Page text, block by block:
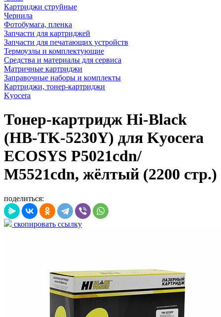
Картриджи струйные
Чернила
Фотобумага, пленка
Запчасти для картриджей
Запчасти для печатающих устройств
Термоузлы и комплектующие
Средства и материалы для сервиса
Матричные картриджи
Заправочные наборы и комплекты
Картриджи, тонер-картриджи
Kyocera
Тонер-картридж Hi-Black
(HB-TK-5230Y) для Kyocera
ECOSYS P5021cdn/
M5521cdn, жёлтый (2200 стр.)
поделиться:
скопировать ссылку